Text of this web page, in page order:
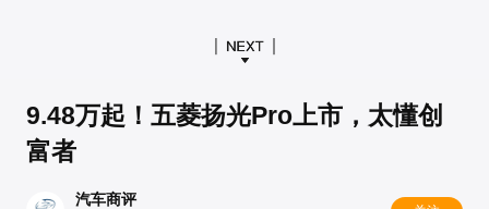
9.48万起！五菱扬光Pro上市，太懂创
富者
汽车商评